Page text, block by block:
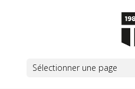
Sélectionner une page